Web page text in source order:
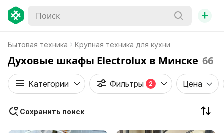
+
Бытовая техника Крупная техника для кухни
Духовые шкафы Electrolux в Минске 66
Категории Фильтры 2 Цена
Сохранить поиск